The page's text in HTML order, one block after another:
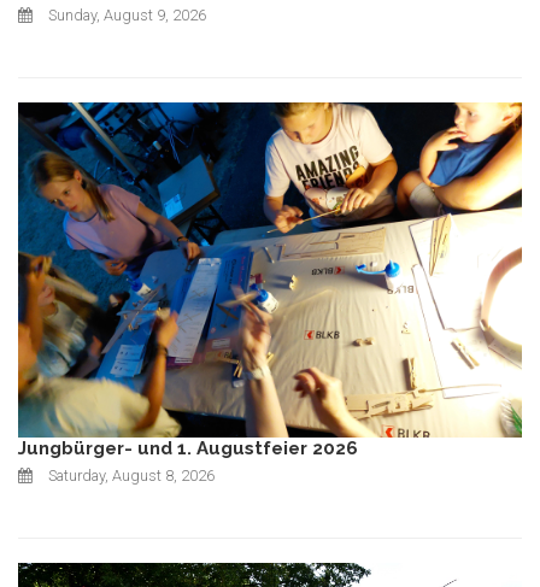
Sunday, August 9, 2026
Jungbürger- und 1. Augustfeier 2026
Saturday, August 8, 2026